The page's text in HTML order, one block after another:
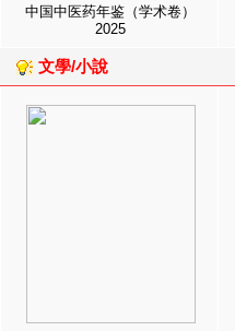
中国中医药年鉴（学术卷）
2025
文學/小說